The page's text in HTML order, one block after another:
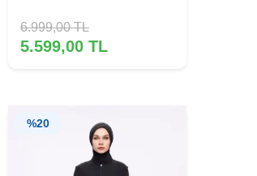
6.999,00TL
5.599,00 TL
%20